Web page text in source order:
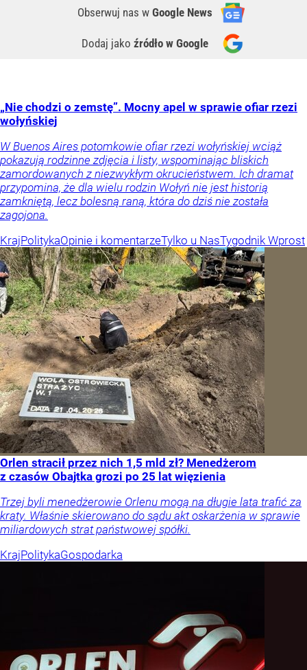
Obserwuj nas w Google News
Dodaj jako źródło w Google
„Nie chodzi o zemstę”. Mocny apel w sprawie ofiar rzezi
wołyńskiej
W Buenos Aires potomkowie ofiar rzezi wołyńskiej wciąż
pokazują rodzinne zdjęcia i listy, wspominając bliskich
zamordowanych z niezwykłym okrucieństwem. Ich dramat
przypomina, że dla wielu rodzin Wołyń nie jest historią
zamkniętą, lecz bolesną raną, która do dziś nie została
zagojona.
KrajPolitykaOpinie i komentarzeTylko u NasTygodnik Wprost
Orlen stracił przez nich 1,5 mld zł? Menedżerom
z czasów Obajtka grozi po 25 lat więzienia
Trzej byli menedżerowie Orlenu mogą na długie lata trafić za
kraty. Właśnie skierowano do sądu akt oskarżenia w sprawie
miliardowych strat państwowej spółki.
KrajPolitykaGospodarka